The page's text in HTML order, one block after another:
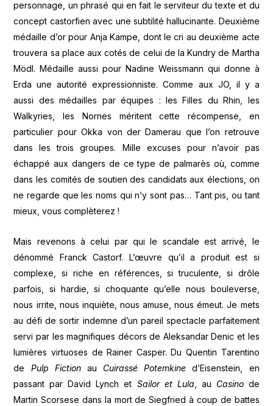
personnage, un phrasé qui en fait le serviteur du texte et du
concept castorfien avec une subtilité hallucinante. Deuxième
médaille d’or pour Anja Kampe, dont le cri au deuxième acte
trouvera sa place aux cotés de celui de la Kundry de Martha
Mödl. Médaille aussi pour Nadine Weissmann qui donne à
Erda une autorité expressionniste. Comme aux JO, il y a
aussi des médailles par équipes : les Filles du Rhin, les
Walkyries, les Nornes méritent cette récompense, en
particulier pour Okka von der Damerau que l’on retrouve
dans les trois groupes. Mille excuses pour n’avoir pas
échappé aux dangers de ce type de palmarès où, comme
dans les comités de soutien des candidats aux élections, on
ne regarde que les noms qui n’y sont pas… Tant pis, ou tant
mieux, vous complèterez !
Mais revenons à celui par qui le scandale est arrivé, le
dénommé Franck Castorf. L’œuvre qu’il a produit est si
complexe, si riche en références, si truculente, si drôle
parfois, si hardie, si choquante qu’elle nous bouleverse,
nous irrite, nous inquiète, nous amuse, nous émeut. Je mets
au défi de sortir indemne d’un pareil spectacle parfaitement
servi par les magnifiques décors de Aleksandar Denic et les
lumières virtuoses de Rainer Casper. Du Quentin Tarentino
de Pulp Fictionau Cuirassé Potemkine d’Eisenstein, en
passant par David Lynch et Sailor et Lula, au Casino de
Martin Scorsese dans la mort de Siegfried à coup de battes